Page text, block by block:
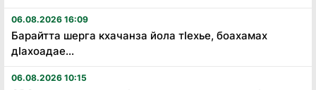
06.08.2026 16:09
Барайтта шерга кхачанза йола тӏехье, боахамах
дӏахоадае...
06.08.2026 10:15